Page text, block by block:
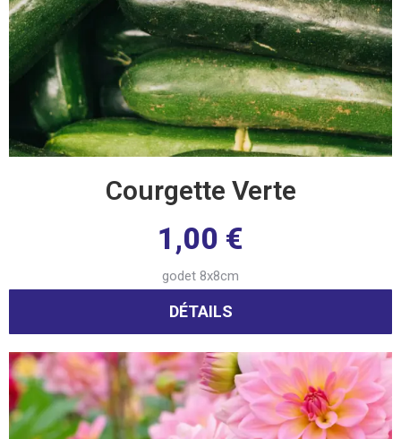
Courgette Verte
1,00 €
godet 8x8cm
DÉTAILS